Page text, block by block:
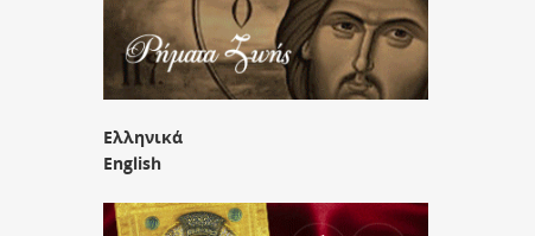
Ελληνικά
English